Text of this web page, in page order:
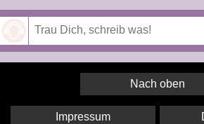
Nach oben
Impressum